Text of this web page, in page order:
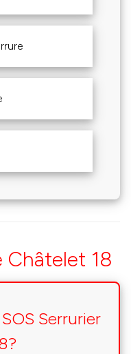
Châtelet 18
Serrurier